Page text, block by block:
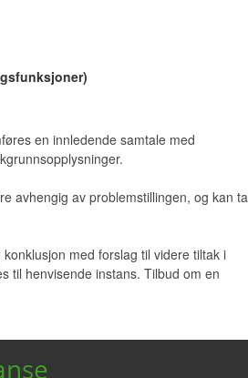
en innledende samtale med
avhengig av problemstillingen, og kan ta
med forslag til videre tiltak i
til henvisende instans. Tilbud om en